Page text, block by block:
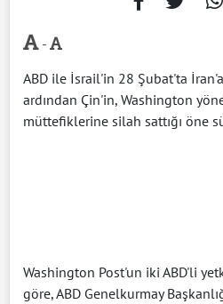
-
ABD ile İsrail'in 28 Şubat'ta İran'a
ardından Çin'in, Washington
müttefiklerine silah sattığı öne
Washington Post'un iki ABD'li
göre, ABD Genelkurmay